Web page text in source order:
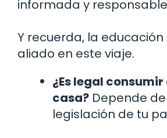
informada y
Y recuerda, la
aliado en este viaje.
¿Es legal
casa? Depende
legislación de tu